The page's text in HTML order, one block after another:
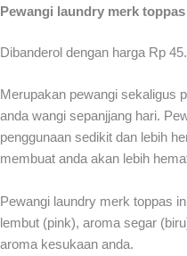
Pewangi laundry merk
Dibanderol dengan harga Rp
Merupakan pewangi sekaligus
anda wangi sepanjjang hari.
penggunaan sedikit dan lebih
membuat anda akan lebih
Pewangi laundry merk toppas
lembut (pink), aroma segar
aroma kesukaan anda.